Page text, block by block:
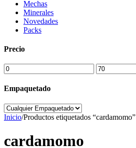
Mechas
Minerales
Novedades
Packs
Precio
Precio
mínimo
Precio
máximo
Empaquetado
Inicio/Productos etiquetados “cardamomo”
cardamomo